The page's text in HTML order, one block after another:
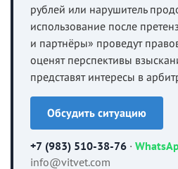
рублей или нарушитель
использование после
и партнёры» проведут
оценят перспективы
представят интересы в
Обсудить ситуацию
+7 (983) 510-38-76 ·
info@vitvet.com